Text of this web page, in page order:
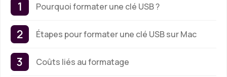
Pourquoi formater une clé USB ?
Étapes pour formater une clé USB sur Mac
Coûts liés au formatage